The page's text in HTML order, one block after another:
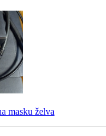
masku želva